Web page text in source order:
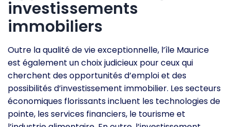
investissements
immobiliers
Outre la qualité de vie exceptionnelle, l’île Maurice
est également un choix judicieux pour ceux qui
cherchent des opportunités d’emploi et des
possibilités d’investissement immobilier. Les secteurs
économiques florissants incluent les technologies de
pointe, les services financiers, le tourisme et